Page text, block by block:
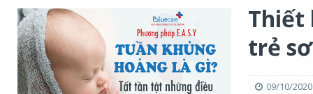
Rơ lưỡi cho trẻ sơ sinh hướng dẫn chi
[ 29/02/2024 ] Châm cứu điều trị vô sinh – hiệu quả
Thiết
trẻ
09/10/2020